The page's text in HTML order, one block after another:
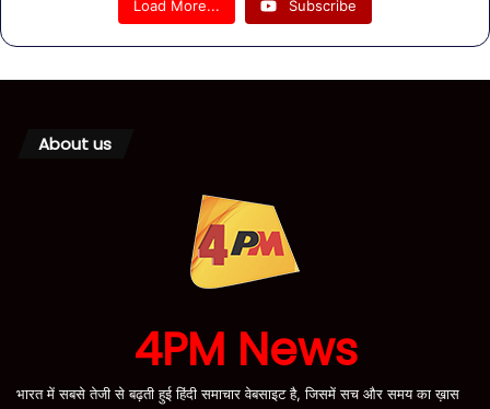
Load More... Subscribe
About us
4PM News
भारत में सबसे तेजी से बढ़ती हुई हिंदी समाचार वेबसाइट है, जिसमें सच और समय का ख़ास